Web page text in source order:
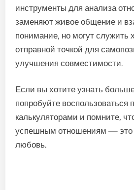
инструменты для анализа
заменяют живое общение и
понимание, но могут служить
отправной точкой для
улучшения совместимости.
Если вы хотите узнать
попробуйте воспользоваться
калькуляторами и помните,
успешным отношениям — это
любовь.